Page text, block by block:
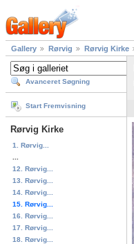
Gallery Rørvig Rørvig Kirke
Avanceret Søgning
Start Fremvisning
Rørvig Kirke
1. Rørvig...
12. Rørvig...
13. Rørvig...
14. Rørvig...
15. Rørvig...
16. Rørvig...
17. Rørvig...
18. Rørvig...